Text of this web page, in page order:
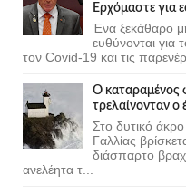
Ερχόμαστε για
Ένα ξεκάθαρο
ευθύνονται για
τον Covid-19 και τις
Ο καταραμένος
τρελαίνονταν ο
Στο δυτικό
Γαλλίας
διάσπαρτο
ανελέητα τ...